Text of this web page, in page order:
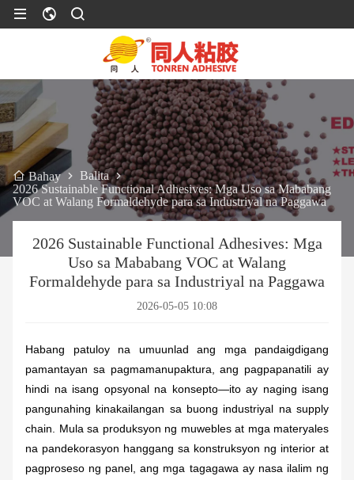
Bahay
Balita
2026 Sustainable Functional Adhesives: Mga Uso sa Mababang
VOC at Walang Formaldehyde para sa Industriyal na Paggawa
2026 Sustainable Functional Adhesives: Mga
Uso sa Mababang VOC at Walang
Formaldehyde para sa Industriyal na Paggawa
2026-05-05 10:08
Habang patuloy na umuunlad ang mga pandaigdigang
pamantayan sa pagmamanupaktura, ang pagpapanatili ay
hindi na isang opsyonal na konsepto—ito ay naging isang
pangunahing kinakailangan sa buong industriyal na supply
chain. Mula sa produksyon ng muwebles at mga materyales
na pandekorasyon hanggang sa konstruksyon ng interior at
pagproseso ng panel, ang mga tagagawa ay nasa ilalim ng